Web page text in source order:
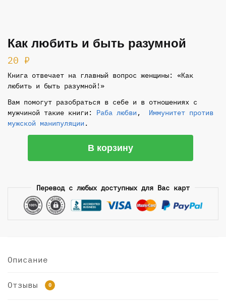
Как любить и быть разумной
20 ₽
Книга отвечает на главный вопрос женщины: «Как
любить и быть разумной!»
Вам помогут разобраться в себе и в отношениях с
мужчиной такие книги: Раба любви , Иммунитет против
мужской манипуляции .
быть
разумной
В корзину
Перевод с любых доступных для Вас карт
Описание
Отзывы 0